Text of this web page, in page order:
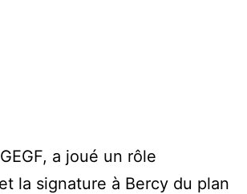
a joué un rôle
la signature à Bercy du plan